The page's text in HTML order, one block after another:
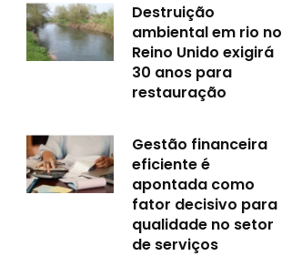
Destruição
ambiental em rio no
Reino Unido exigirá
30 anos para
restauração
Gestão financeira
eficiente é
apontada como
fator decisivo para
qualidade no setor
de serviços